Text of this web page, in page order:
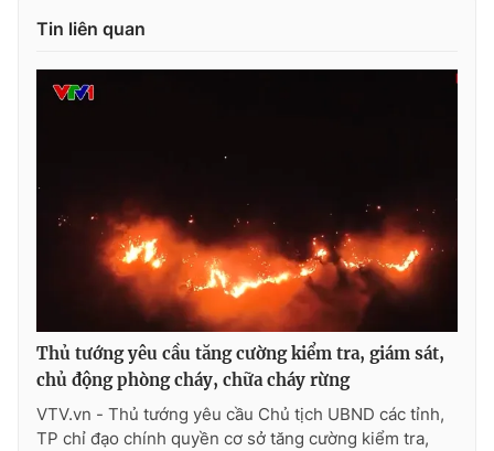
toasoan@vtv.vn
Liên hệ quảng cáo:024-7300.7108
® Cấm sao chép dưới mọi hình thức nếu không có sự chấp
thuận bằng văn bản. Ghi rõ nguồn VTV.vn khi phát hành lại
thông tin từ website này.
Tin liên quan
Thủ tướng yêu cầu tăng cường kiểm tra, giám sát,
chủ động phòng cháy, chữa cháy rừng
VTV.vn - Thủ tướng yêu cầu Chủ tịch UBND các tỉnh,
TP chỉ đạo chính quyền cơ sở tăng cường kiểm tra,